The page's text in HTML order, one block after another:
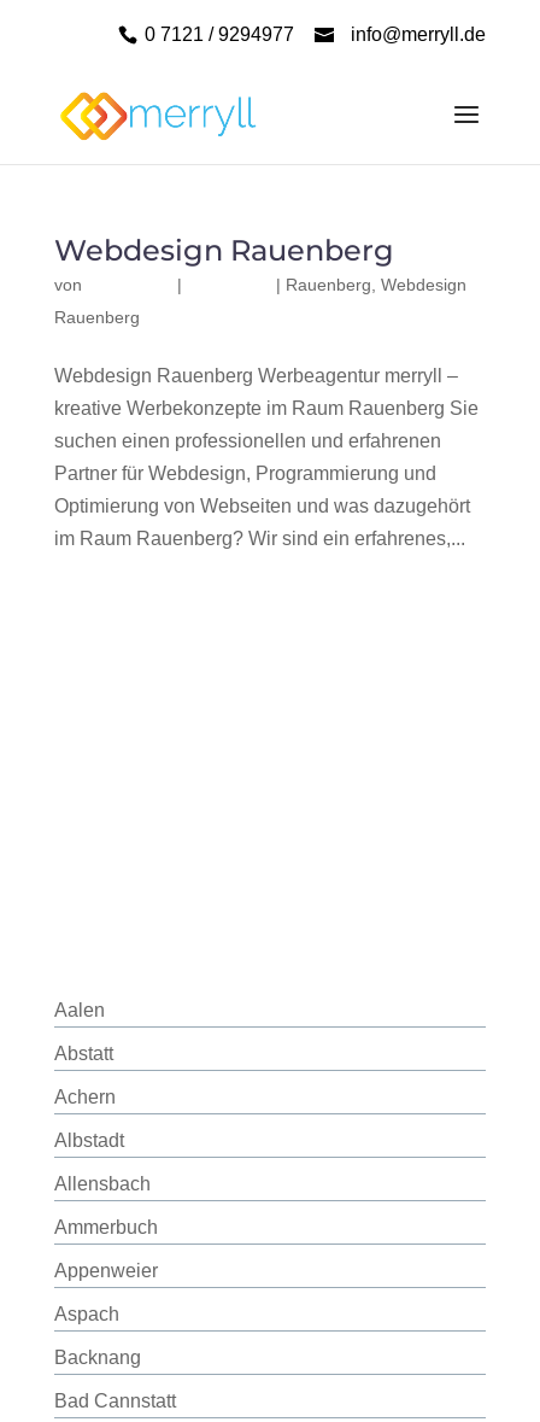
0 7121 / 9294977 info@merryll.de
Webdesign Rauenberg
von | | Rauenberg Webdesign
Rauenberg
Webdesign Rauenberg Werbeagentur merryll –
kreative Werbekonzepte im Raum Rauenberg Sie
suchen einen professionellen und erfahrenen
Partner für Webdesign, Programmierung und
Optimierung von Webseiten und was dazugehört
im Raum Rauenberg? Wir sind ein erfahrenes,...
Aalen
Abstatt
Achern
Albstadt
Allensbach
Ammerbuch
Appenweier
Aspach
Backnang
Bad Cannstatt